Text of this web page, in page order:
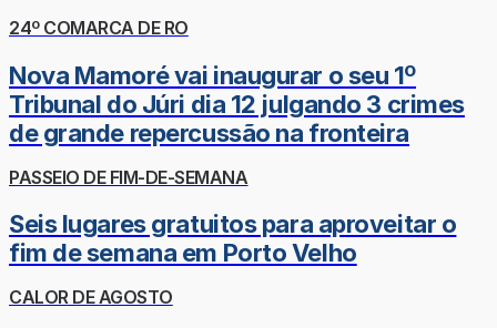
24º COMARCA DE RO
Nova Mamoré vai inaugurar o seu 1º
Tribunal do Júri dia 12 julgando 3 crimes
de grande repercussão na fronteira
PASSEIO DE FIM-DE-SEMANA
Seis lugares gratuitos para aproveitar o
fim de semana em Porto Velho
CALOR DE AGOSTO